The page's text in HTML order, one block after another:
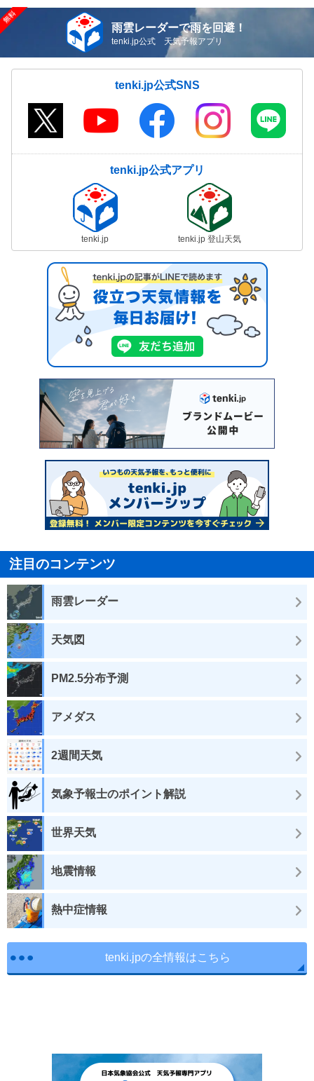
雨雲レーダーで雨を回避！
tenki.jp公式 天気予報アプリ
tenki.jp公式SNS
tenki.jp公式アプリ
tenki.jp tenki.jp 登山天気
注目のコンテンツ
雨雲レーダー
天気図
PM2.5分布予測
アメダス
2週間天気
気象予報士のポイント解説
世界天気
地震情報
熱中症情報
tenki.jpの全情報はこちら